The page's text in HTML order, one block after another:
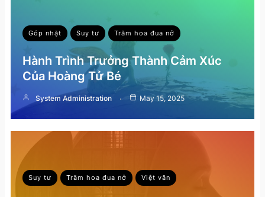
Góp nhặt Suy tư Trăm hoa đua nở
Hành Trình Trưởng Thành Cảm Xúc
Của Hoàng Tử Bé
System Administration May 15, 2025
Suy tư Trăm hoa đua nở Việt văn